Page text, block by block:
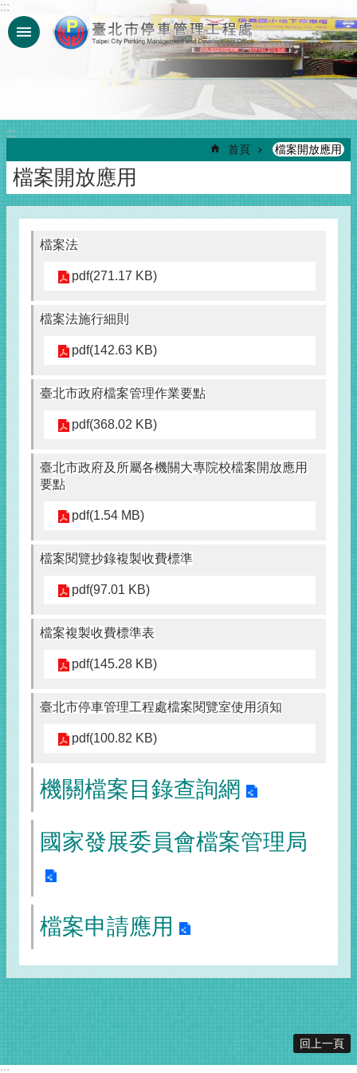
跳到主要內容區塊
:::
:::
首頁 檔案開放應用
檔案開放應用
檔案法
pdf(271.17 KB)
檔案法施行細則
pdf(142.63 KB)
臺北市政府檔案管理作業要點
pdf(368.02 KB)
臺北市政府及所屬各機關大專院校檔案開放應用
要點
pdf(1.54 MB)
檔案閱覽抄錄複製收費標準
pdf(97.01 KB)
檔案複製收費標準表
pdf(145.28 KB)
臺北市停車管理工程處檔案閱覽室使用須知
pdf(100.82 KB)
機關檔案目錄查詢網
國家發展委員會檔案管理局
檔案申請應用
回上一頁